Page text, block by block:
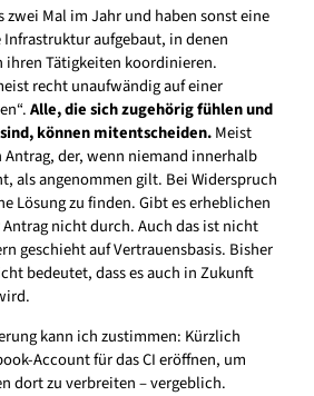
zwei Mal im Jahr und haben sonst eine
aufgebaut, in denen
ihren Tätigkeiten koordinieren.
recht unaufwändig auf einer
Alle, die sich zugehörig fühlen und
können mitentscheiden.Meist
der, wenn niemand innerhalb
als angenommen gilt. Bei Widerspruch
Lösung zu finden. Gibt es erheblichen
nicht durch. Auch das ist nicht
geschieht auf Vertrauensbasis. Bisher
bedeutet, dass es auch in Zukunft
kann ich zustimmen: Kürzlich
Account für das CI eröffnen, um
dort zu verbreiten – vergeblich.